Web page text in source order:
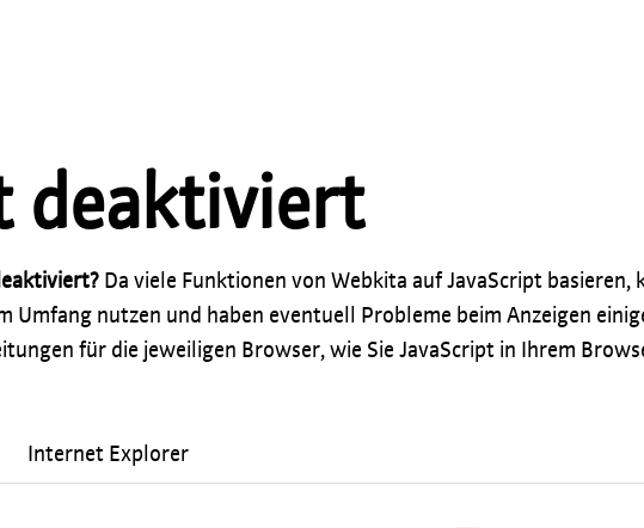
deaktiviert
Da viele Funktionen von Webkita auf JavaScript basieren,
Umfang nutzen und haben eventuell Probleme beim Anzeigen
für die jeweiligen Browser, wie Sie JavaScript in Ihrem
Internet Explorer